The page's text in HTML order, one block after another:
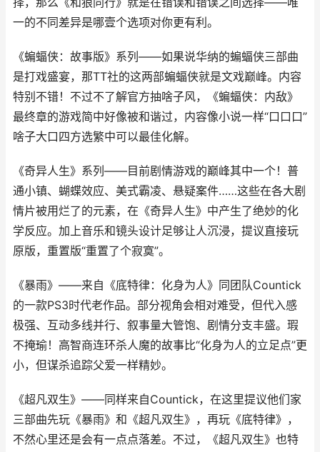
一的不同差异是哪壹个选项对你更有利。
《蝙蝠侠：故事版》系列——如果说华纳的蝙蝠侠三部曲
是打戏盛宴，那TT社的这两部蝙蝠侠就是文戏巅峰。内容
特别不错！不过不了解官方抽啥子风，《蝙蝠侠：内敌》
最终章的游戏简中好像被和谐过，内容像小说一样“口口口”
啥子大口四方选繁中可以最佳化解。
《奇异人生》系列——目前剧情游戏的巅峰其中一个！普
通小镇、蝴蝶效应、美式霸凌、悬疑案件……这些在各大剧
情片被用烂了的元素，在《奇异人生》中产生了绝妙的化
学反应。加上音乐和镜头设计足够让人沉浸，提议直接玩
原版，重置版“重置了个寂寞”。
《暴雨》——来自《底特律：化身为人》同团队Countick
的一款PS3时代老作品。部分视角会相对难受，但代入感
极强、互动多线并行、叙事量大管饱、剧情分支丰盛。瑕
不掩瑜！高智商连环杀人魔的故事比“化身为人的立足点”更
小，但谋杀追踪父爱一样精妙。
《超凡双生》——同样来自Countick，在这里提议他们家
三部曲先玩《暴雨》和《超凡双生》，再玩《底特律》，
不然心里还是会有一点点落差。不过，《超凡双生》也特